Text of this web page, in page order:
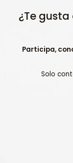
¿Te gusta
Participa,
Solo